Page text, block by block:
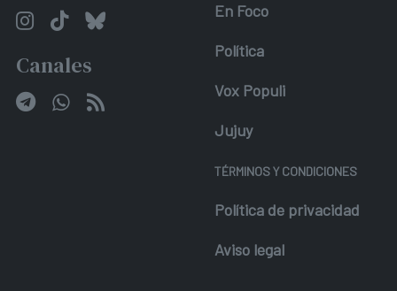
Canales
En Foco
Política
Vox Populi
Jujuy
TÉRMINOS Y CONDICIONES
Política de privacidad
Aviso legal